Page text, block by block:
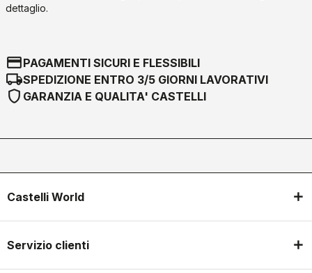
dettaglio.
credit_cardPAGAMENTI SICURI E FLESSIBILI
local_shippingSPEDIZIONE ENTRO 3/5 GIORNI LAVORATIVI
shield GARANZIA E QUALITA' CASTELLI
Castelli World
Servizio clienti